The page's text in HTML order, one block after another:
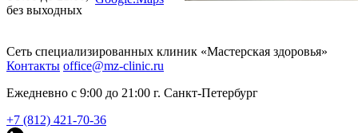
без выходных
Сеть специализированных клиник «Мастерская здоровья»
Контакты office@mz-clinic.ru
Ежедневно с 9:00 до 21:00 г. Санкт-Петербург
+7 (812) 421-70-36